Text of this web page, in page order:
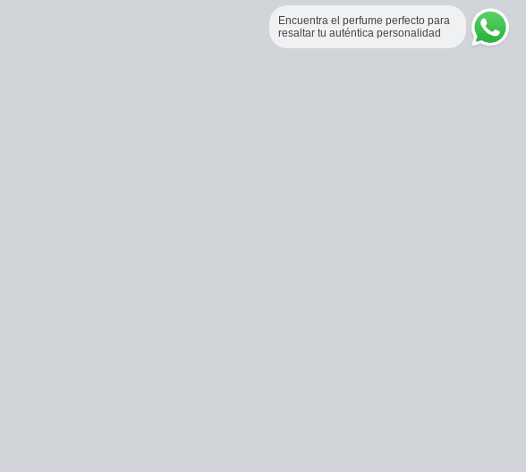
Encuentra el perfume perfecto para
resaltar tu auténtica personalidad